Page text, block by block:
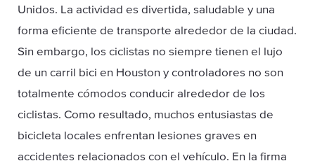
Unidos. La actividad es divertida, saludable y una
forma eficiente de transporte alrededor de la ciudad.
Sin embargo, los ciclistas no siempre tienen el lujo
de un carril bici en Houston y controladores no son
totalmente cómodos conducir alrededor de los
ciclistas. Como resultado, muchos entusiastas de
bicicleta locales enfrentan lesiones graves en
accidentes relacionados con el vehículo. En la firma